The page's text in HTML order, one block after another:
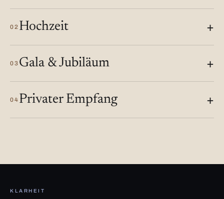
02 Hochzeit
03 Gala & Jubiläum
04 Privater Empfang
KLARHEIT